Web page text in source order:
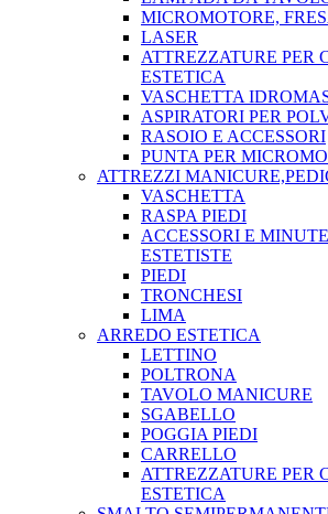
MICROMOTORE,
LASER
ATTREZZATURE PER
ESTETICA
VASCHETTA
ASPIRATORI PER
RASOIO E ACCESSORI
PUNTA PER
ATTREZZI
VASCHETTA
RASPA PIEDI
ACCESSORI E
ESTETISTE
PIEDI
TRONCHESI
LIMA
ARREDO ESTETICA
LETTINO
POLTRONA
TAVOLO MANICURE
SGABELLO
POGGIA PIEDI
CARRELLO
ATTREZZATURE PER
ESTETICA